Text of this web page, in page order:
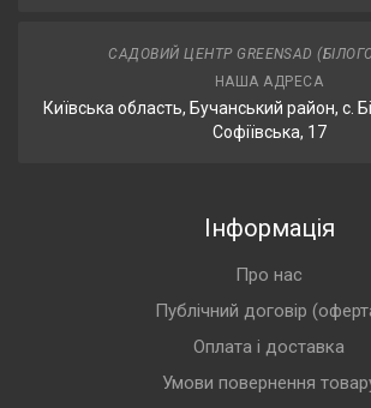
САДОВИЙ ЦЕНТР GREENSAD
НАША АДРЕСА
Київська область, Бучанський район, с.
Софіївська, 17
Інформація
Про нас
Публічний договір
Оплата і доставка
Умови повернення